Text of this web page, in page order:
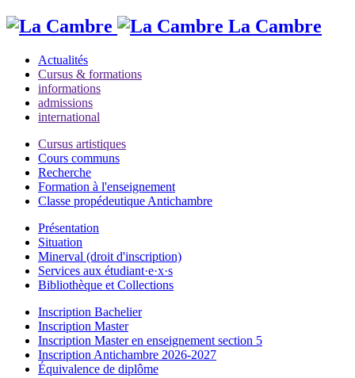
La Cambre
Actualités
Cursus & formations
informations
admissions
international
Cursus artistiques
Cours communs
Recherche
Formation à l'enseignement
Classe propédeutique Antichambre
Présentation
Situation
Minerval (droit d'inscription)
Services aux étudiant·e·x·s
Bibliothèque et Collections
Inscription Bachelier
Inscription Master
Inscription Master en enseignement section 5
Inscription Antichambre 2026-2027
Équivalence de diplôme